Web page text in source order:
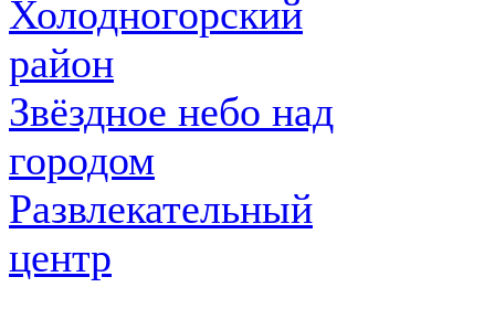
Холодногорский
район
Звёздное небо над
городом
Развлекательный
центр